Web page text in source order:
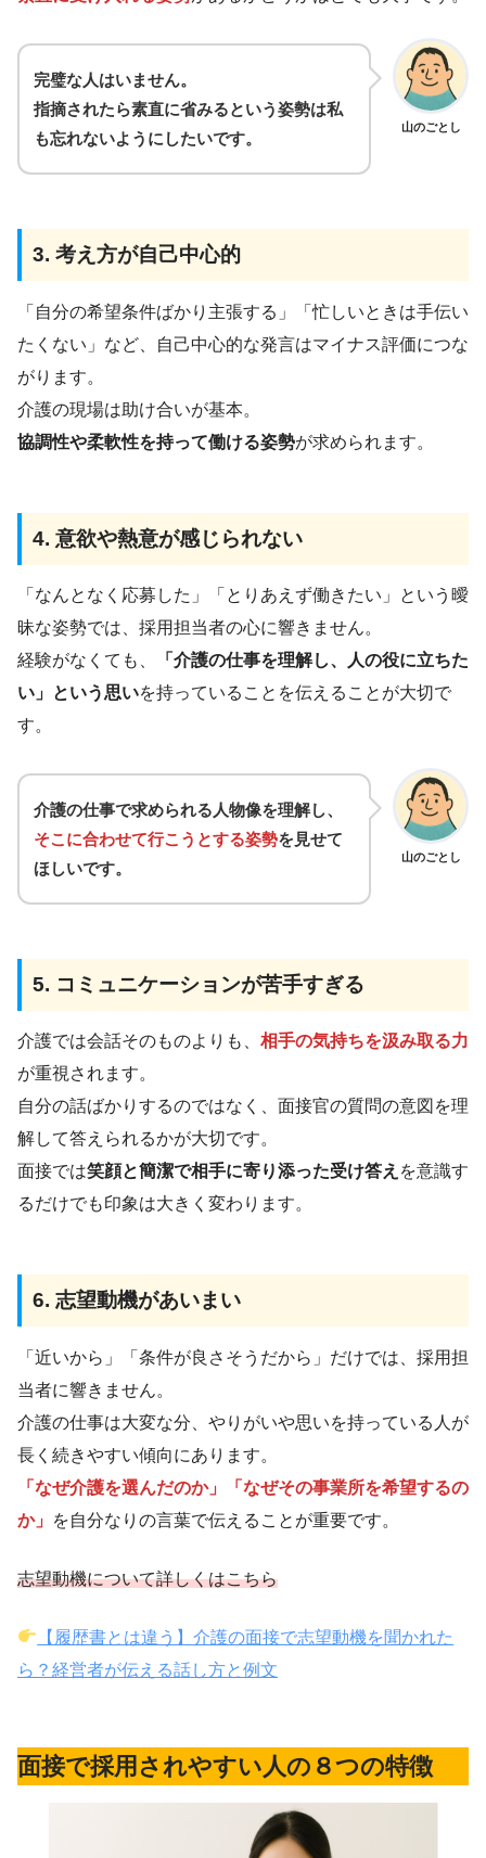
山のごとし
完璧な人はいません。
指摘されたら素直に省みるという姿勢は私
も忘れないようにしたいです。
3. 考え方が自己中心的
「自分の希望条件ばかり主張する」「忙しいときは手伝い
たくない」など、自己中心的な発言はマイナス評価につな
がります。
介護の現場は助け合いが基本。
協調性や柔軟性を持って働ける姿勢が求められます。
4. 意欲や熱意が感じられない
「なんとなく応募した」「とりあえず働きたい」という曖
昧な姿勢では、採用担当者の心に響きません。
経験がなくても、
「介護の仕事を理解し、人の役に立ちた
い」という思いを持っていることを伝えることが大切で
す。
山のごとし
介護の仕事で求められる人物像を理解し、
そこに合わせて行こうとする姿勢を見せて
ほしいです。
5. コミュニケーションが苦手すぎる
介護では会話そのものよりも、 相手の気持ちを汲み取る力
が重視されます。
自分の話ばかりするのではなく、面接官の質問の意図を理
解して答えられるかが大切です。
面接では笑顔と簡潔で相手に寄り添った受け答え を意識す
るだけでも印象は大きく変わります。
6. 志望動機があいまい
「近いから」「条件が良さそうだから」だけでは、採用担
当者に響きません。
介護の仕事は大変な分、やりがいや思いを持っている人が
長く続きやすい傾向にあります。
「なぜ介護を選んだのか」「なぜその事業所を希望するの
か」
を自分なりの言葉で伝えることが重要です。
志望動機について詳しくはこちら
【履歴書とは違う】介護の面接で志望動機を聞かれた
ら？経営者が伝える話し方と例文
面接で採用されやすい人の８つの特徴